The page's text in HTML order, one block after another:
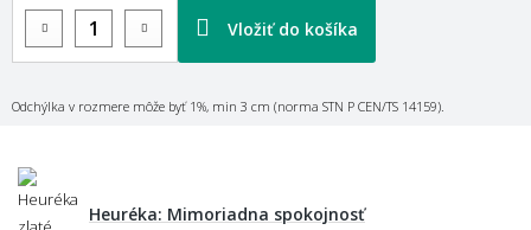
Vložiť do košíka
Odchýlka v rozmere môže byť 1%, min 3 cm (norma STN P CEN/TS 14159).
Heuréka: Mimoriadna spokojnosť